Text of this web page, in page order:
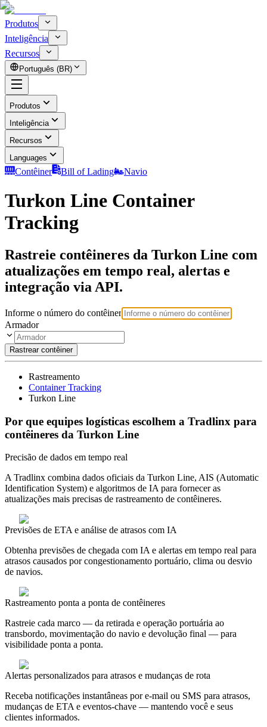
Produtos
Inteligência
Recursos
Português (BR)
Produtos
Inteligência
Recursos
Languages
Contêiner Bill of Lading Navio
Turkon Line Container
Tracking
Rastreie contêineres da Turkon Line com
atualizações em tempo real, alertas e
integração via API.
Informe o número do contêiner
Armador
Rastrear contêiner
Rastreamento
Container Tracking
Turkon Line
Por que equipes logísticas escolhem a Tradlinx para
contêineres da Turkon Line
Precisão de dados em tempo real
A Tradlinx combina dados oficiais da Turkon Line, AIS (Automatic
Identification System) e algoritmos de IA para fornecer as
atualizações mais precisas de rastreamento de contêineres.
Previsões de ETA e análise de atrasos com IA
Obtenha previsões de chegada com IA e alertas em tempo real para
atrasos causados por congestionamento portuário, clima ou desvio
de navios.
Rastreamento ponta a ponta de contêineres
Rastreie cada marco — da retirada e operação portuária ao
transbordo, movimentação do navio e devolução final — para
visibilidade ponta a ponta.
Alertas personalizados para atrasos e mudanças de rota
Receba notificações instantâneas por e-mail ou SMS para atrasos,
mudanças de ETA e eventos-chave — mantendo você e seus
clientes informados.